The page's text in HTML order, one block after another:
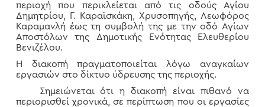
περιοχή που περικλείεται από τις οδούς Αγίου
Δημητρίου, Γ. Καραϊσκάκη, Χρυσοπηγής, Λεωφόρος
Καραμανλή έως τη συμβολή της με την οδό Αγίων
Αποστόλων της Δημοτικής Ενότητας Ελευθερίου
Βενιζέλου.
Η διακοπή πραγματοποιείται λόγω αναγκαίων
εργασιών στο δίκτυο ύδρευσης της περιοχής.
Σημειώνεται ότι η διακοπή είναι πιθανό να
περιορισθεί χρονικά, σε περίπτωση που οι εργασίες